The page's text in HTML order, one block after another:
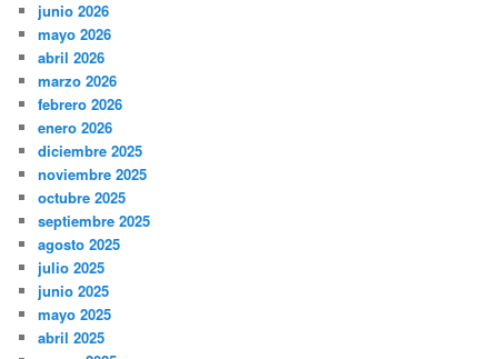
junio 2026
mayo 2026
abril 2026
marzo 2026
febrero 2026
enero 2026
diciembre 2025
noviembre 2025
octubre 2025
septiembre 2025
agosto 2025
julio 2025
junio 2025
mayo 2025
abril 2025